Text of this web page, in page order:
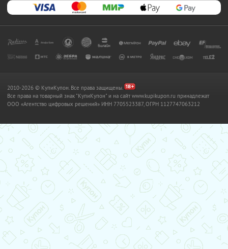
2010-2026 © КупиКупон. Все права защищены.
Все права на товарный знак "КупиКупон" и на сайт www.kupikupon.ru принадлежат
OOO «Агентство цифровых решений» ИНН 7705523387, ОГРН 1127747063212